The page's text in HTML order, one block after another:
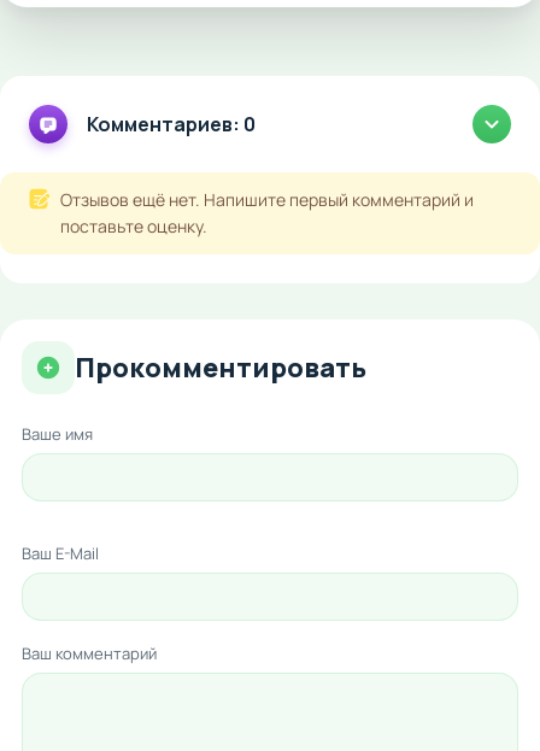
Комментариев: 0
Отзывов ещё нет. Напишите первый комментарий и
поставьте оценку.
Прокомментировать
Ваше имя
Ваш E-Mail
Ваш комментарий